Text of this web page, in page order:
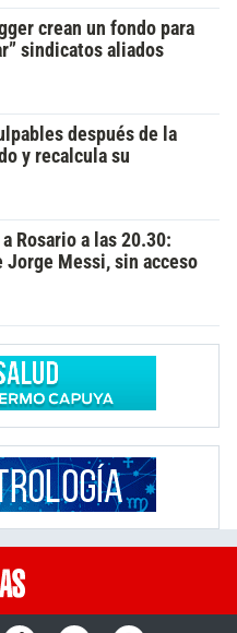
crean un fondo para
sindicatos aliados
después de la
y recalcula su
Rosario a las 20.30:
Messi, sin acceso